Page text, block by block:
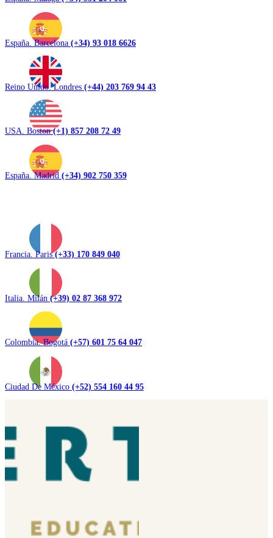
España. Barcelona (+34) 93 018 6626
Reino Unido. Londres (+44) 203 769 94 43
USA. Boston(+1) 857 208 72 49
España. Madrid (+34) 902 750 359
Francia. Paris(+33) 170 849 040
Italia. Milán (+39) 02 87 368 972
Colombia. Bogotá (+57) 601 75 64 047
Ciudad De México (+52) 554 160 44 95